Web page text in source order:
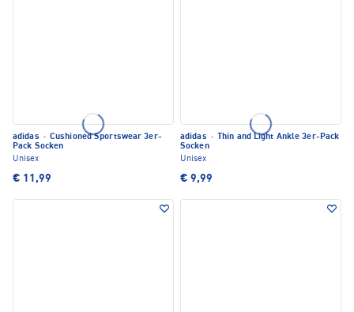
adidas · Cushioned Sportswear 3er-
Pack Socken
Unisex
€ 11,99
adidas ·
Thin and Light Ankle 3er-Pack
Socken
Unisex
€ 9,99